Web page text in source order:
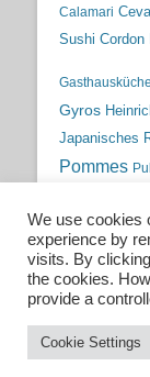
Calamari
Sushi Cordon
Gasthausküche
Gyros
Japanisches
Pommes
Wien Wild
Copyright ©
We use cookies
experience by
visits. By
the cookies.
provide a
Cookie Settings